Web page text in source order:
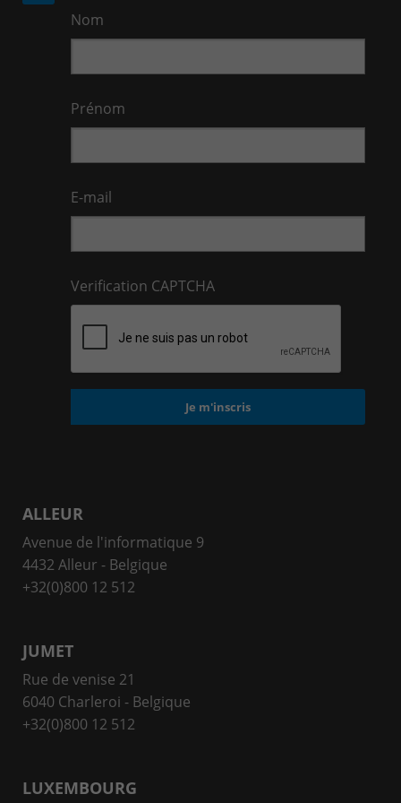
Nom
Prénom
E-mail
Verification CAPTCHA
ALLEUR
Avenue de l'informatique 9
4432 Alleur - Belgique
+32(0)800 12 512
JUMET
Rue de venise 21
6040 Charleroi - Belgique
+32(0)800 12 512
LUXEMBOURG